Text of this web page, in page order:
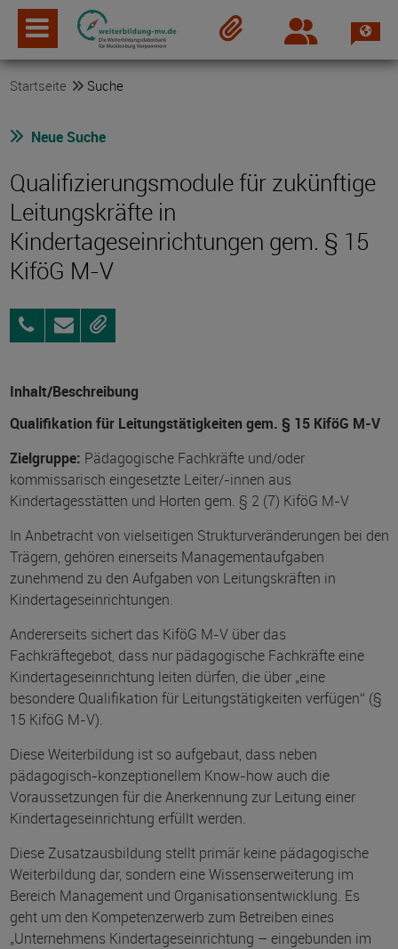
Login
Startseite Suche
Neue Suche
Qualifizierungsmodule für zukünftige
Leitungskräfte in
Kindertageseinrichtungen gem. § 15
KiföG M-V
038229
70443
AnfragenMerken
Inhalt/Beschreibung
Qualifikation für Leitungstätigkeiten gem. § 15 KiföG M-V
Zielgruppe: Pädagogische Fachkräfte und/oder
kommissarisch eingesetzte Leiter/-innen aus
Kindertagesstätten und Horten gem. § 2 (7) KiföG M-V
In Anbetracht von vielseitigen Strukturveränderungen bei den
Trägern, gehören einerseits Managementaufgaben
zunehmend zu den Aufgaben von Leitungskräften in
Kindertageseinrichtungen.
Andererseits sichert das KiföG M-V über das
Fachkräftegebot, dass nur pädagogische Fachkräfte eine
Kindertageseinrichtung leiten dürfen, die über „eine
besondere Qualifikation für Leitungstätigkeiten verfügen“ (§
15 KiföG M-V).
Diese Weiterbildung ist so aufgebaut, dass neben
pädagogisch-konzeptionellem Know-how auch die
Voraussetzungen für die Anerkennung zur Leitung einer
Kindertageseinrichtung erfüllt werden.
Diese Zusatzausbildung stellt primär keine pädagogische
Weiterbildung dar, sondern eine Wissenserweiterung im
Bereich Management und Organisationsentwicklung. Es
geht um den Kompetenzerwerb zum Betreiben eines
„Unternehmens Kindertageseinrichtung – eingebunden im